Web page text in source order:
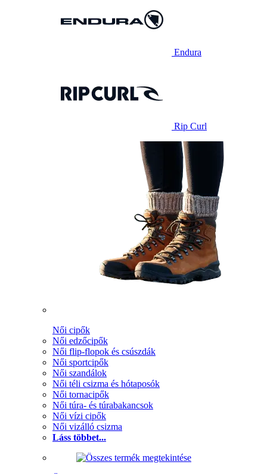
Endura
Rip Curl
Női cipők
Női edzőcipők
Női flip-flopok és csúszdák
Női sportcipők
Női szandálok
Női téli csizma és hótaposók
Női tornacipők
Női túra- és túrabakancsok
Női vízi cipők
Női vizálló csizma
Láss többet...